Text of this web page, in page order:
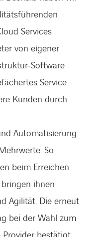
Services
von eigener
Software
Service
Kunden durch
Automatisierung
So
beim Erreichen
ihnen
Agilität. Die erneut
bei der Wahl zum